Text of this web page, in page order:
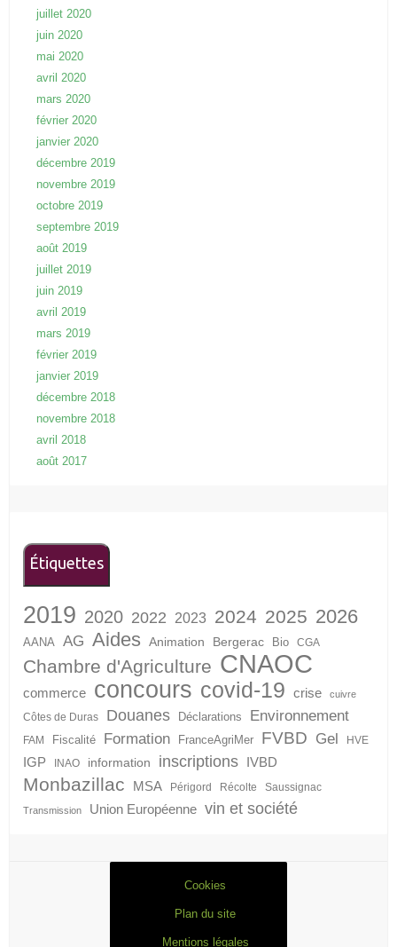
juillet 2020
juin 2020
mai 2020
avril 2020
mars 2020
février 2020
janvier 2020
décembre 2019
novembre 2019
octobre 2019
septembre 2019
août 2019
juillet 2019
juin 2019
avril 2019
mars 2019
février 2019
janvier 2019
décembre 2018
novembre 2018
avril 2018
août 2017
Étiquettes
2019 2020 2022 2023 2024 2025 2026
AANA AG Aides Animation Bergerac Bio CGA
Chambre d'Agriculture CNAOC
commerce concours covid-19 crise cuivre
Côtes de Duras Douanes Déclarations Environnement
FAM Fiscalité Formation FranceAgriMer FVBD Gel HVE
IGP INAO information inscriptions IVBD
Monbazillac MSA Périgord Récolte Saussignac
Transmission Union Européenne vin et société
Cookies
Plan du site
Mentions légales